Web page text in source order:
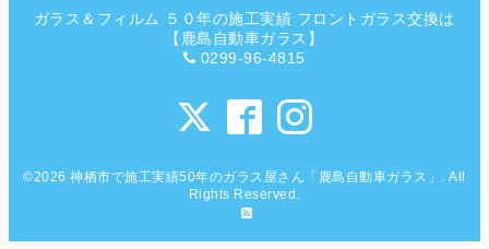
ガラス＆フィルム ５０年の施工実績 フロントガラス交換は
【鹿島自動車ガラス】
0299-96-4815
©2026神栖市で施工実績50年のガラス屋さん「鹿島自動車ガラス」 . All
Rights Reserved.